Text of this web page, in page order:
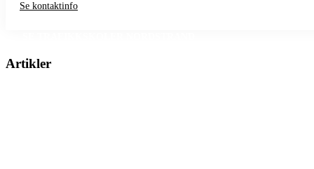
Se kontaktinfo
Artikler